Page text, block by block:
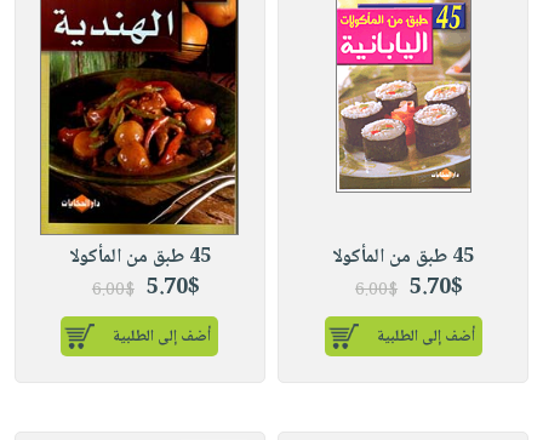
45 طبق من المأكولا
5.70$
6.00$
أضف إلى الطلبية
45 طبق من المأكولا
5.70$
6.00$
أضف إلى الطلبية